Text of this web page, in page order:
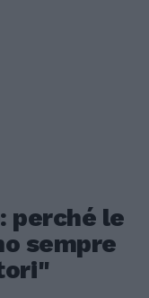
perché le
sempre